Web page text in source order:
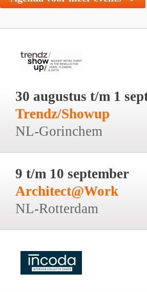
30 augustus t/m 1
Trendz/Showup
NL-Gorinchem
9 t/m 10 september
Architect@Work
NL-Rotterdam